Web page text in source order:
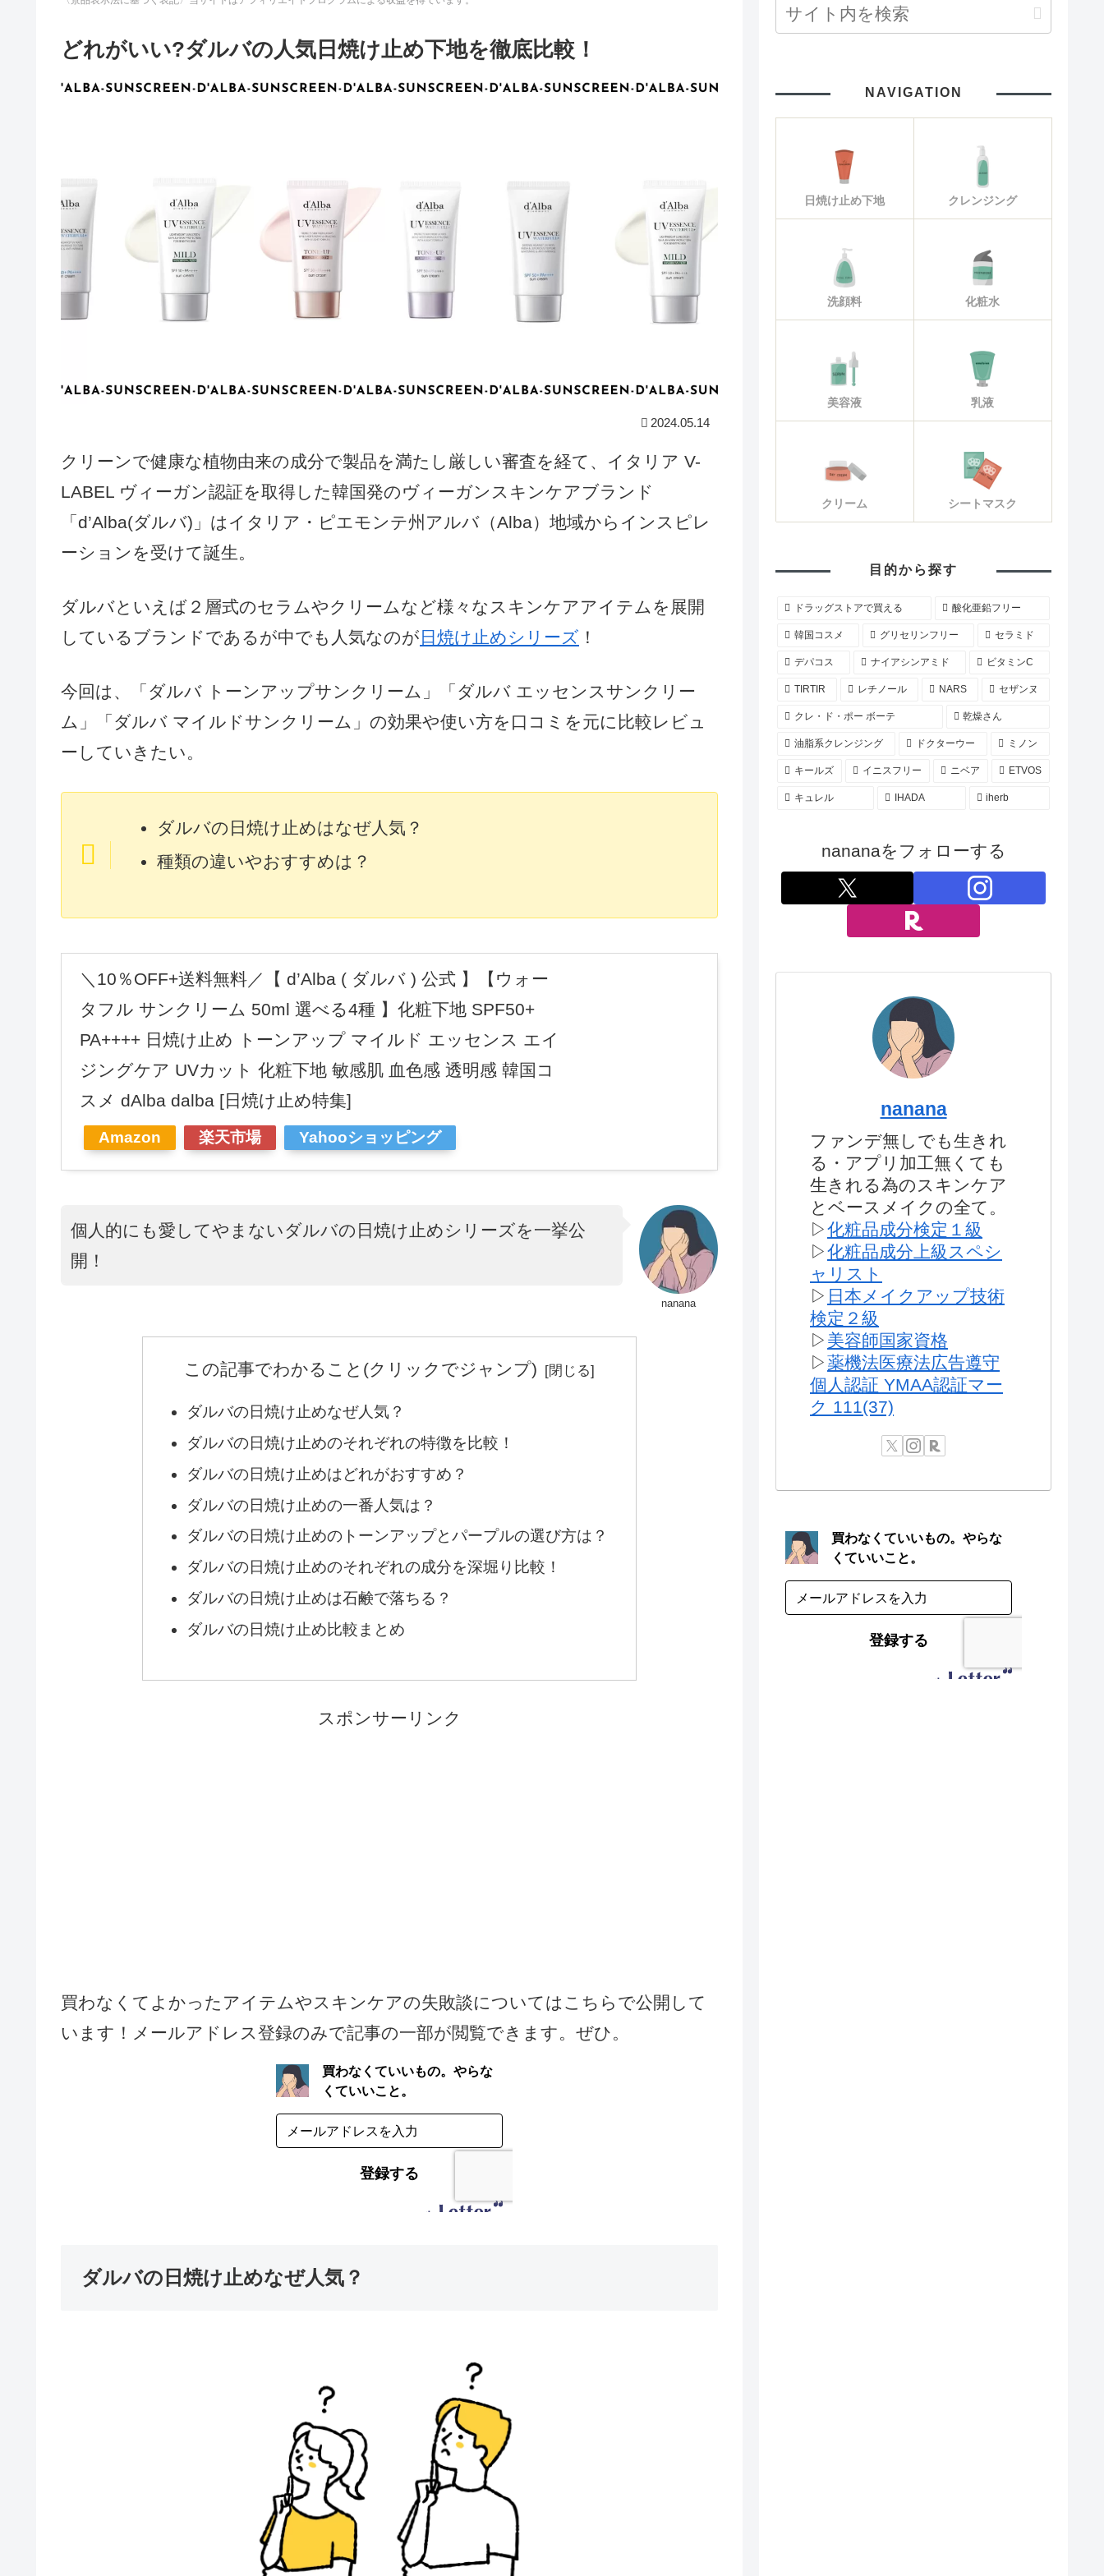
どれがいい?ダルバの人気日焼け止め下地を徹底比較！
2024.05.14
クリーンで健康な植物由来の成分で製品を満たし厳しい審査を経て、イタリア V-
LABEL ヴィーガン認証を取得した韓国発のヴィーガンスキンケアブランド
「d’Alba(ダルバ)」はイタリア・ピエモンテ州アルバ（Alba）地域からインスピレ
ーションを受けて誕生。
ダルバといえば２層式のセラムやクリームなど様々なスキンケアアイテムを展開
しているブランドであるが中でも人気なのが 日焼け止めシリーズ ！
今回は、「ダルバ トーンアップサンクリーム」「ダルバ エッセンスサンクリー
ム」「ダルバ マイルドサンクリーム」の効果や使い方を口コミを元に比較レビュ
ーしていきたい。
ダルバの日焼け止めはなぜ人気？
種類の違いやおすすめは？
＼10％OFF+送料無料／【 d’Alba ( ダルバ ) 公式 】【ウォー
タフル サンクリーム 50ml 選べる4種 】化粧下地 SPF50+
PA++++ 日焼け止め トーンアップ マイルド エッセンス エイ
ジングケア UVカット 化粧下地 敏感肌 血色感 透明感 韓国コ
スメ dAlba dalba [日焼け止め特集]
Amazon 楽天市場 Yahooショッピング
nanana
個人的にも愛してやまないダルバの日焼け止めシリーズを一挙公
開！
この記事でわかること(クリックでジャンプ)
ダルバの日焼け止めなぜ人気？
ダルバの日焼け止めのそれぞれの特徴を比較！
ダルバの日焼け止めはどれがおすすめ？
ダルバの日焼け止めの一番人気は？
ダルバの日焼け止めのトーンアップとパープルの選び方は？
ダルバの日焼け止めのそれぞれの成分を深堀り比較！
ダルバの日焼け止めは石鹸で落ちる？
ダルバの日焼け止め比較まとめ
スポンサーリンク
買わなくてよかったアイテムやスキンケアの失敗談についてはこちらで公開して
います！メールアドレス登録のみで記事の一部が閲覧できます。ぜひ。
ダルバの日焼け止めなぜ人気？
NAVIGATION
日焼け止め下地 クレンジング
洗顔料 化粧水
美容液 乳液
クリーム シートマスク
目的から探す
ドラッグストアで買える 酸化亜鉛フリー
韓国コスメ グリセリンフリー セラミド
デパコス ナイアシンアミド ビタミンC
TIRTIR レチノール NARS セザンヌ
クレ・ド・ポー ボーテ 乾燥さん
油脂系クレンジング ドクターウー ミノン
キールズ イニスフリー ニベア ETVOS
キュレル IHADA iherb
nananaをフォローする
nanana
ファンデ無しでも生きれ
る・アプリ加工無くても
生きれる為のスキンケア
とベースメイクの全て。
▷化粧品成分検定１級
▷化粧品成分上級スペシ
ャリスト
▷ 日本メイクアップ技術
検定２級
▷ 美容師国家資格
▷薬機法医療法広告遵守
個人認証 YMAA認証マー
ク 111(37)